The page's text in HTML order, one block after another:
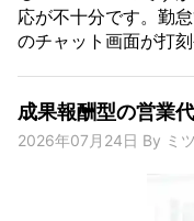
応が不十分です。勤
のチャット画面が打
成果報酬型の営業
2026年07月24日 By ミ